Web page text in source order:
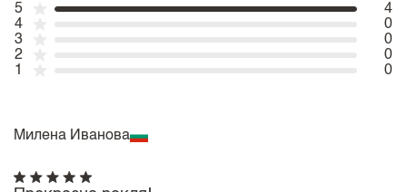
5
4
4
0
3
0
2
0
1
0
Милена Иванова